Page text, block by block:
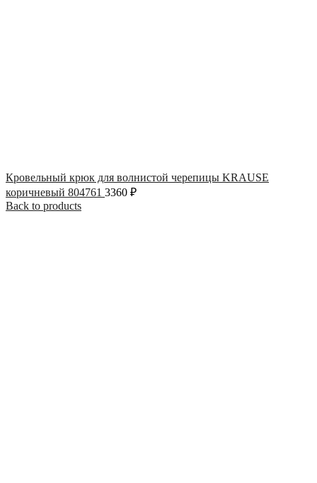
Кровельный крюк для волнистой черепицы KRAUSE
коричневый 804761 3360 ₽
Back to products